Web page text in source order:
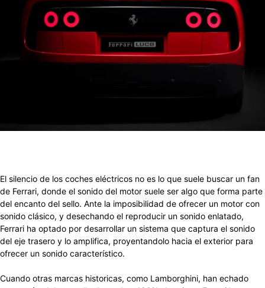
El silencio de los coches eléctricos no es lo que suele buscar un fan
de Ferrari, donde el sonido del motor suele ser algo que forma parte
del encanto del sello. Ante la imposibilidad de ofrecer un motor con
sonido clásico, y desechando el reproducir un sonido enlatado,
Ferrari ha optado por desarrollar un sistema que captura el sonido
del eje trasero y lo amplifica, proyentandolo hacia el exterior para
ofrecer un sonido característico.
Cuando otras marcas historicas, como Lamborghini, han echado